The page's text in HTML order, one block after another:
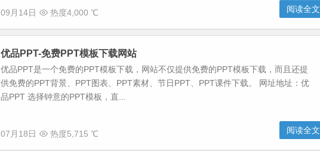
09月14日 热度4,000 ℃ 阅读全文
优品PPT-免费PPT模板下载网站
优品PPT是一个免费的PPT模板下载，网站不仅提供免费的PPT模板下载，而且还提
供免费的PPT背景、PPT图表、PPT素材、节日PPT、PPT课件下载。 网址地址：优
品PPT 选择钟意的PPT模板，直...
07月18日 热度5,715 ℃ 阅读全文